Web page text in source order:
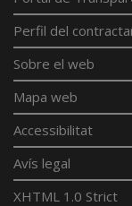
Perfil del
Sobre el web
Mapa web
Accessibilitat
Avís legal
XHTML 1.0 Strict